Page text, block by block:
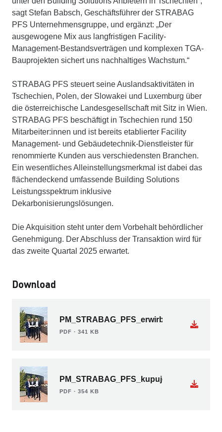
sagt Stefan Babsch, Geschäftsführer der STRABAG
PFS Unternehmensgruppe, und ergänzt: „Der
ausgewogene Mix aus langfristigen Facility-
Management-Bestandsverträgen und komplexen TGA-
Bauprojekten sichert uns nachhaltiges Wachstum.“
STRABAG PFS steuert seine Auslandsaktivitäten in
Tschechien, Polen, der Slowakei und Luxemburg über
die österreichische Landesgesellschaft mit Sitz in Wien.
STRABAG PFS beschäftigt in Tschechien rund 150
Mitarbeiter:innen und ist bereits etablierter Facility
Management- und Gebäudetechnik-Dienstleister für
renommierte Kunden aus verschiedensten Branchen.
Ein wesentliches Alleinstellungsmerkmal ist dabei das
flächendeckend umfassende Building Solutions
Leistungsspektrum inklusive
Dekarbonisierungslösungen.
Die Akquisition steht unter dem Vorbehalt behördlicher
Genehmigung. Der Abschluss der Transaktion wird für
das zweite Quartal 2025 erwartet.
Download
PDF ∙ 341 KB
PDF ∙ 354 KB